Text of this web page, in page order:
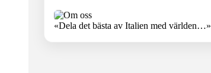
«Dela det bästa av Italien med världen…»